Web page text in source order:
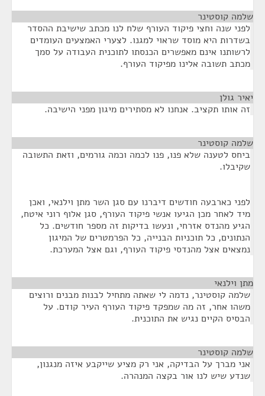
שלמה קוסטינר
לפני שנה וחצי פיקוד העורף שלח לנו מכתב שישיבת ההסדר
בשדרות היא מוסד שראוי למגנו. לצערי האמצעים העומדים
לרשותנו אינם מאפשרים הכנסתו לתוכנית העבודה על סמך
מכתב תשובה אלינו מפיקוד העורף.
יאיר גולן
זה אותו תקציב. אנחנו לא מסתירים מיגון מפני הישיבה.
שלמה קוסטינר
ביחס לטענה שלא פנו, פנו לכמה וכמה גורמים, וזאת התשובה
שקיבלו.
לפני כארבעה חודשים דיברנו עם סגן השר מתן וילנאי, ואכן
מיד לאחר מכן הגיעו אנשי פיקוד העורף, סגן אלוף רוני איטח,
הגיע מהנדס אזרחי, ונעשו בדיקות זה מספר חודשים. כל
הנתונים, כל תוכניות הבנייה, כל הפרמטרים של המיגון
נמצאים אצל מהנדסי פיקוד העורף, וגם אצל המערכת.
מתן וילנאי
שלמה קוסטינר, נדמה לי שאתה מתחיל לבנות מבנים ורוצים
משהו אחר, זה מה שמפקד פיקוד העורף העיר קודם. על
הבסיס הקיים נגיש את התוכנית.
שלמה קוסטינר
אני מברך על הבדיקה, אני רק מציע שייקבע איזה מנגנון,
שנדע שיש לנו אור בקצה המנהרה.